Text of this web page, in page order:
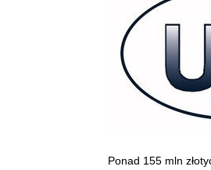
Ponad 155 mln